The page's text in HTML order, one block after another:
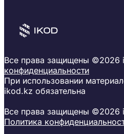
Все права защищены ©2026
конфиденциальности
При использовании
ikod.kz обязательна
Все права защищены ©2026
Политика